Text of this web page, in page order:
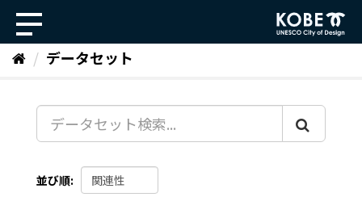
ッ
データセット
並び順